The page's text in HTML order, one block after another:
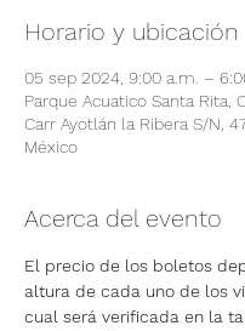
Horario y ubicación
05 sep 2024, 9:00 a.m. –
Parque Acuatico Santa Rita,
Carr Ayotlán la Ribera S/N,
México
Acerca del evento
El precio de los boletos
altura de cada uno de los
cual será verificada en la